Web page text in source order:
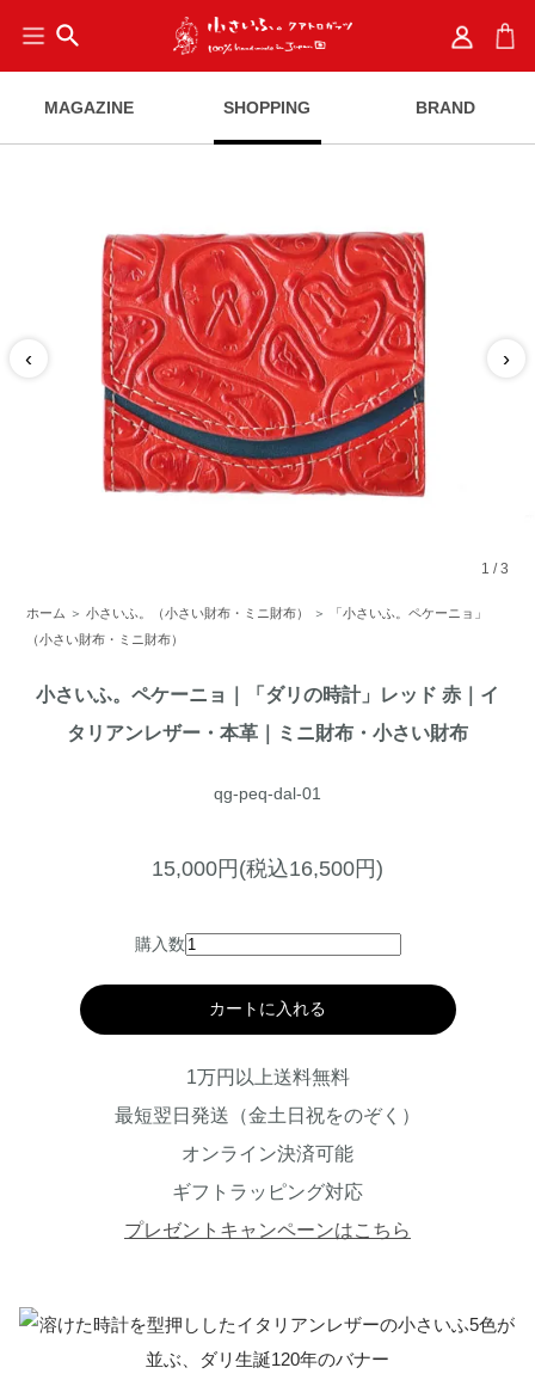
search
MAGAZINE SHOPPING BRAND
‹ ›
1 /3
ホーム ＞小さいふ。（小さい財布・ミニ財布） ＞
「小さいふ。ペケーニョ」
（小さい財布・ミニ財布）
小さいふ。ペケーニョ｜「ダリの時計」レッド 赤｜イ
タリアンレザー・本革｜ミニ財布・小さい財布
qg-peq-dal-01
15,000円(税込16,500円)
購入数
カートに入れる
1万円以上送料無料
最短翌日発送（金土日祝をのぞく）
オンライン決済可能
ギフトラッピング対応
プレゼントキャンペーンはこちら